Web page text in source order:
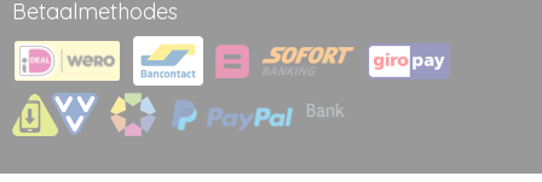
Betaalmethodes